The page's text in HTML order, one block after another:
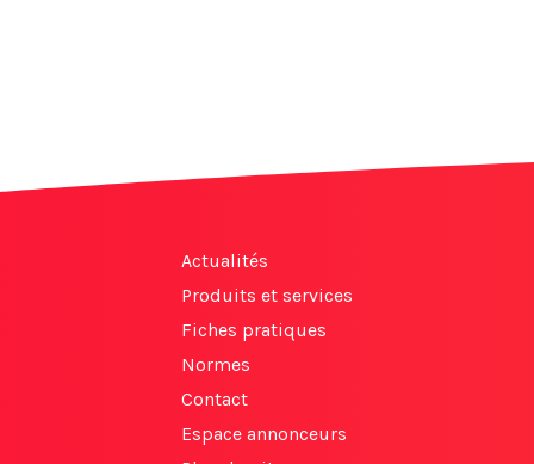
Actualités
Produits et services
Fiches pratiques
Normes
Contact
Espace annonceurs